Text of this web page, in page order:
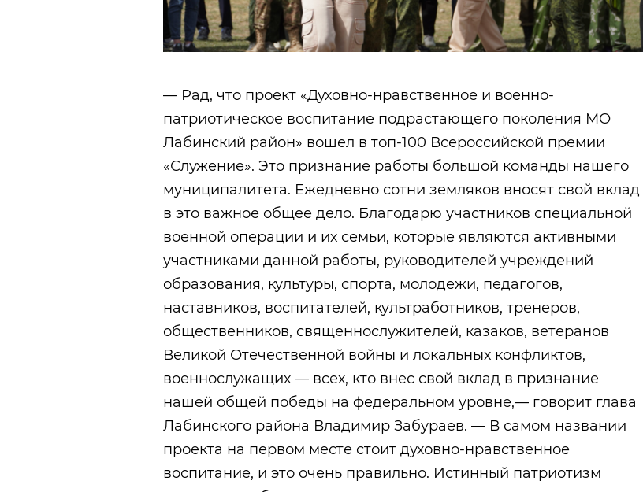
— Рад, что проект «Духовно-нравственное и военно-
патриотическое воспитание подрастающего поколения МО
Лабинский район» вошел в топ-100 Всероссийской премии
«Служение». Это признание работы большой команды нашего
муниципалитета. Ежедневно сотни земляков вносят свой вклад
в это важное общее дело. Благодарю участников специальной
военной операции и их семьи, которые являются активными
участниками данной работы, руководителей учреждений
образования, культуры, спорта, молодежи, педагогов,
наставников, воспитателей, культработников, тренеров,
общественников, священнослужителей, казаков, ветеранов
Великой Отечественной войны и локальных конфликтов,
военнослужащих — всех, кто внес свой вклад в признание
нашей общей победы на федеральном уровне,— говорит глава
Лабинского района Владимир Забураев. — В самом названии
проекта на первом месте стоит духовно-нравственное
воспитание, и это очень правильно. Истинный патриотизм